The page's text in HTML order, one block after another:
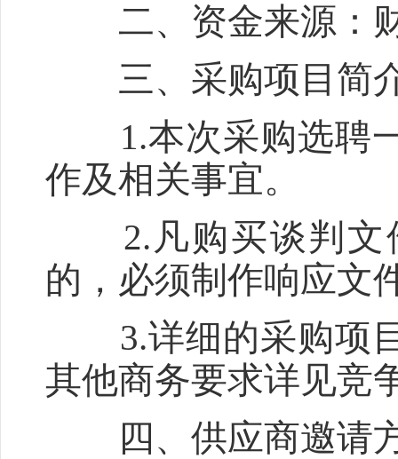
二、资金来源：
三、采购项目简
1.本次采购选聘一
作及相关事宜。
2.凡购买谈判文
的，必须制作响应文
3.详细的采购项目
其他商务要求详见竞
四、供应商邀请